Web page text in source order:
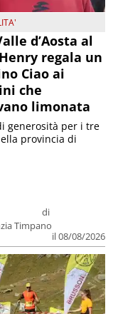
d’Aosta al
regala un
Ciao ai
che
limonata
di
Timpano
il 08/08/2026
generosità per i tre
provincia di